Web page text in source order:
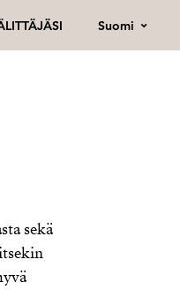
Suomi
sekä